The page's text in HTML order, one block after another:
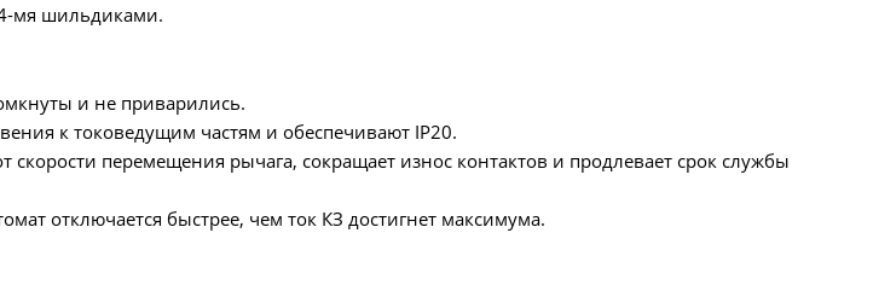
мя шильдиками.
и не приварились.
к токоведущим частям и обеспечивают IP20.
перемещения рычага, сокращает износ контактов и продлевает срок службы
отключается быстрее, чем ток КЗ достигнет максимума.